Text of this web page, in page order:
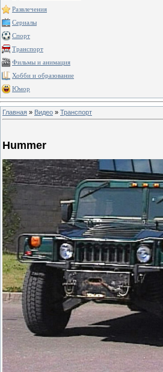
Развлечения
Сериалы
Спорт
Транспорт
Фильмы и анимация
Хобби и образование
Юмор
Главная » Видео » Транспорт
Hummer